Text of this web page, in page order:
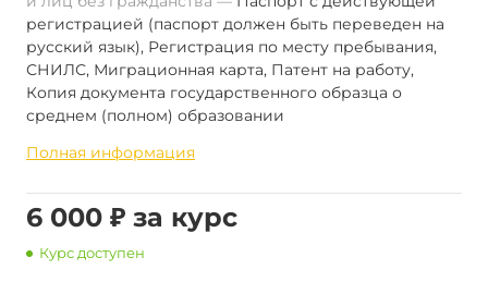
регистрацией (паспорт должен быть переведен на
русский язык), Регистрация по месту пребывания,
СНИЛС, Миграционная карта, Патент на работу,
Копия документа государственного образца о
среднем (полном) образовании
Полная информация
6 000 ₽ за курс
Курс доступен